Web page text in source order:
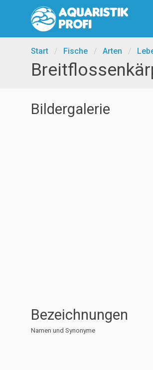
Start / Fische / Arten /
Bildergalerie
Bezeichnungen
Namen und Synonyme